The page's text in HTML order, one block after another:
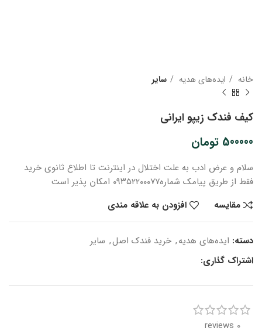
خانه ایده‌های هدیه سایر
کیف فندک زیپو ایرانی
500000 تومان
سلام و عرض ادب به علت اختلال در اینترنت تا اطلاع ثانوی خرید
فقط از طریق پیامک شماره۰۹۳۵۲۲۰۰۰۷۷ امکان پذیر است
مقایسه
افزودن به علاقه مندی
دسته: ایده‌های هدیه, خرید فندک اصل, سایر
اشتراک گذاری:
0 reviews